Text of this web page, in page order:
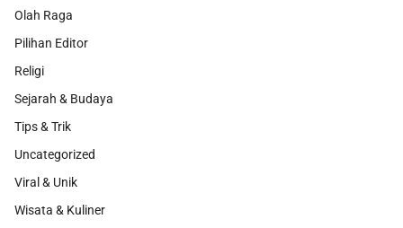
Olah Raga
Pilihan Editor
Religi
Sejarah & Budaya
Tips & Trik
Uncategorized
Viral & Unik
Wisata & Kuliner